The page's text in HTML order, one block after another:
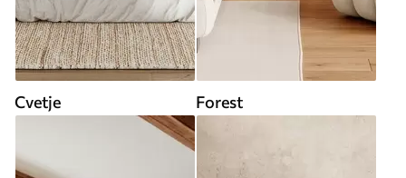
Cvetje Forest